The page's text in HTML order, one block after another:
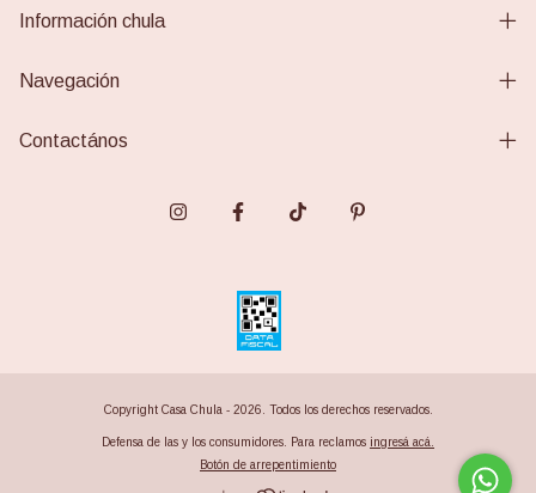
Información chula
Navegación
Contactános
Copyright Casa Chula - 2026. Todos los derechos reservados.
Defensa de las y los consumidores. Para reclamos ingresá acá.
Botón de arrepentimiento